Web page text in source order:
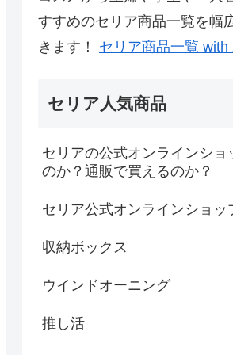
すすめのセリア商品一覧を幅
きます！ セリア商品一覧 with
セリア人気商品
セリアの公式オンラインショ
のか？通販で買えるのか？
セリア公式オンラインショッ
収納ボックス
ウインドオーニング
推し活